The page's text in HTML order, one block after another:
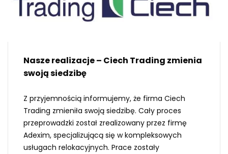
Nasze realizacje – Ciech Trading zmienia
swoją siedzibę
Z przyjemnością informujemy, że firma Ciech
Trading zmieniła swoją siedzibę. Cały proces
przeprowadzki został zrealizowany przez firmę
Adexim, specjalizującą się w kompleksowych
usługach relokacyjnych. Prace zostały